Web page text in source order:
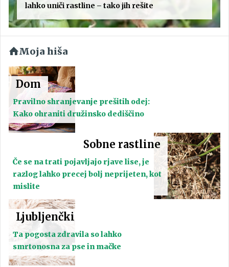
lahko uniči rastline – tako jih rešite
Moja hiša
Dom
Pravilno shranjevanje prešitih odej:
Kako ohraniti družinsko dediščino
Sobne rastline
Če se na trati pojavljajo rjave lise, je
razlog lahko precej bolj neprijeten, kot
mislite
Ljubljenčki
Ta pogosta zdravila so lahko
smrtonosna za pse in mačke